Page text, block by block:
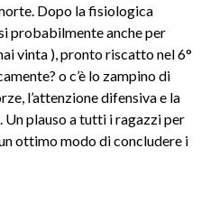
Dopo la fisiologica
probabilmente anche per
vinta ), pronto riscatto nel 6°
o c’è lo zampino di
l’attenzione difensiva e la
plauso a tutti i ragazzi per
ottimo modo di concludere i